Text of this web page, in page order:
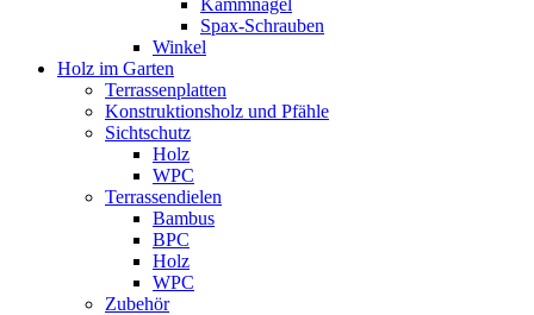
Spax-Schrauben
Winkel
Holz im Garten
Terrassenplatten
Konstruktionsholz und Pfähle
Sichtschutz
Holz
WPC
Terrassendielen
Bambus
BPC
Holz
WPC
Zubehör